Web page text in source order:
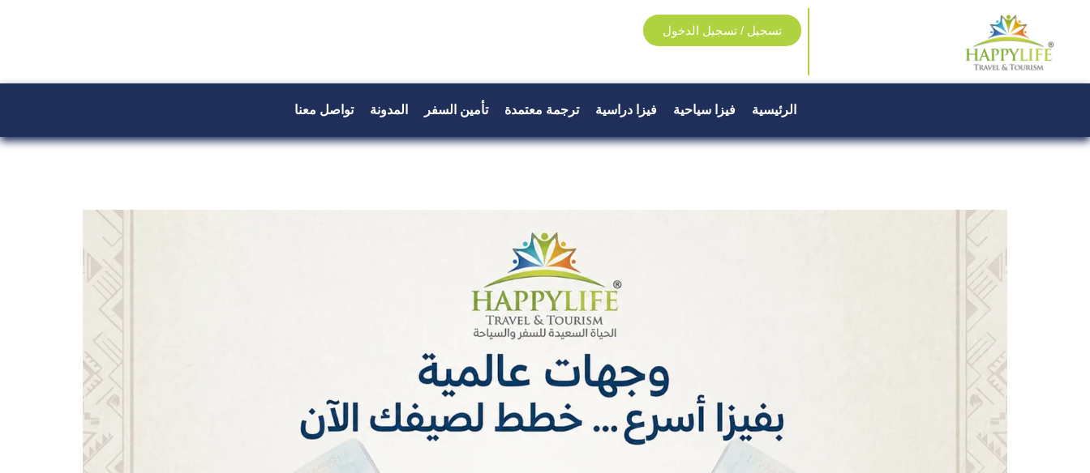
تسجيل / تسجيل الدخول
الرئيسية فيزا سياحية فيزا دراسية ترجمة معتمدة تأمين السفر المدونة تواصل معنا